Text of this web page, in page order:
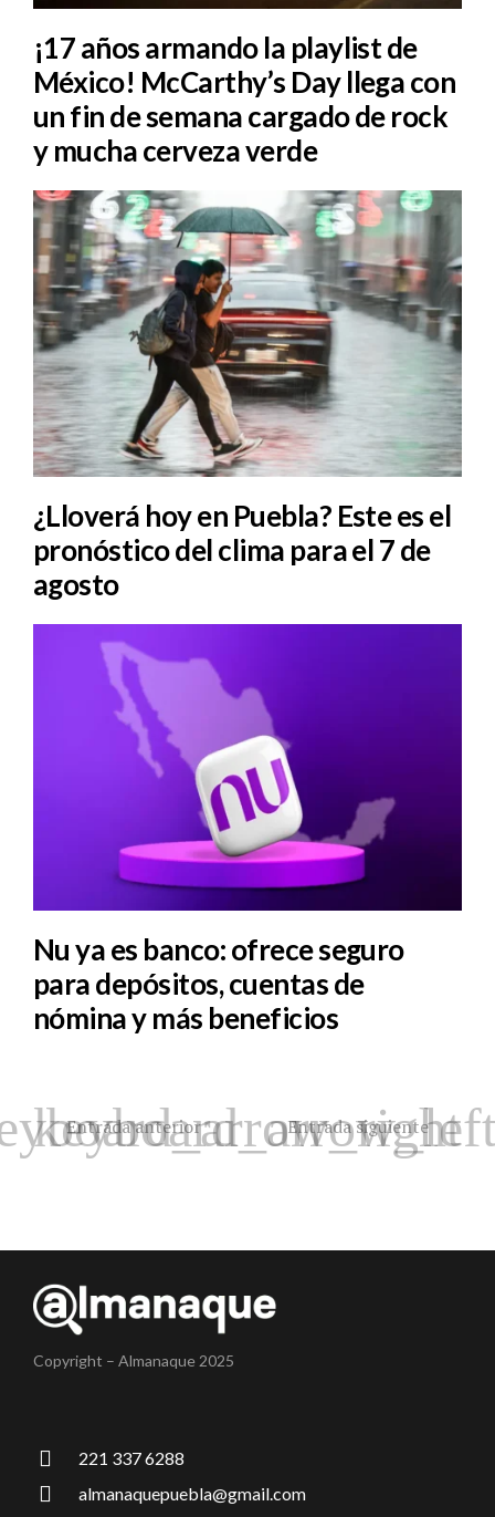
¡17 años armando la playlist de
México! McCarthy’s Day llega con
un fin de semana cargado de rock
y mucha cerveza verde
¿Lloverá hoy en Puebla? Este es el
pronóstico del clima para el 7 de
agosto
Nu ya es banco: ofrece seguro
para depósitos, cuentas de
nómina y más beneficios
Entrada anterior Entrada siguiente
Copyright – Almanaque 2025
221 337 6288
almanaquepuebla@gmail.com